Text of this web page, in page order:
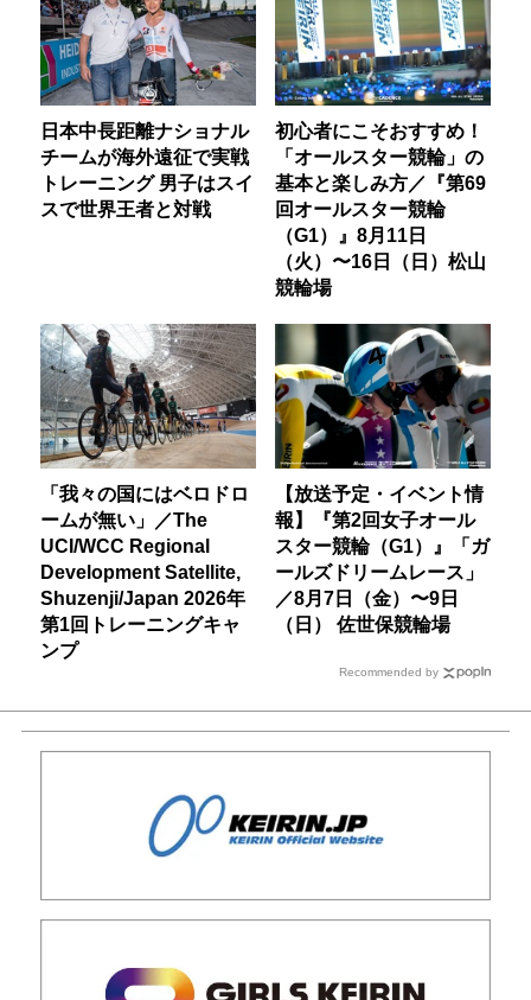
日本中長距離ナショナル
チームが海外遠征で実戦
トレーニング 男子はスイ
スで世界王者と対戦
初心者にこそおすすめ！
「オールスター競輪」の
基本と楽しみ方／『第69
回オールスター競輪
（G1）』8月11日
（火）〜16日（日）松山
競輪場
「我々の国にはベロドロ
ームが無い」／The
UCI/WCC Regional
Development Satellite,
Shuzenji/Japan 2026年
第1回トレーニングキャ
ンプ
【放送予定・イベント情
報】『第2回女子オール
スター競輪（G1）』「ガ
ールズドリームレース」
／8月7日（金）〜9日
（日） 佐世保競輪場
Recommended by